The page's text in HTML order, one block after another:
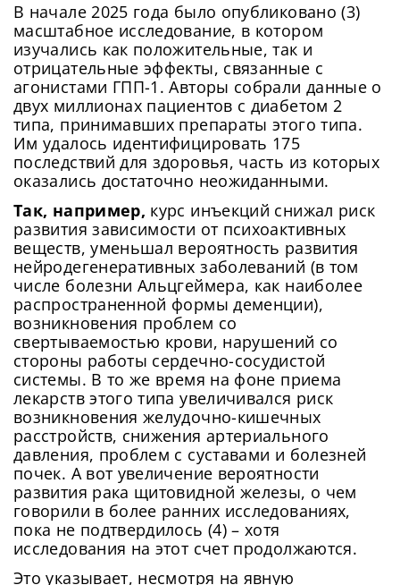
В начале 2025 года было опубликовано (3)
масштабное исследование, в котором
изучались как положительные, так и
отрицательные эффекты, связанные с
агонистами ГПП-1. Авторы собрали данные о
двух миллионах пациентов с диабетом 2
типа, принимавших препараты этого типа.
Им удалось идентифицировать 175
последствий для здоровья, часть из которых
оказались достаточно неожиданными.
Так, например, курс инъекций снижал риск
развития зависимости от психоактивных
веществ, уменьшал вероятность развития
нейродегенеративных заболеваний (в том
числе болезни Альцгеймера, как наиболее
распространенной формы деменции),
возникновения проблем со
свертываемостью крови, нарушений со
стороны работы сердечно-сосудистой
системы. В то же время на фоне приема
лекарств этого типа увеличивался риск
возникновения желудочно-кишечных
расстройств, снижения артериального
давления, проблем с суставами и болезней
почек. А вот увеличение вероятности
развития рака щитовидной железы, о чем
говорили в более ранних исследованиях,
пока не подтвердилось (4) – хотя
исследования на этот счет продолжаются.
Это указывает, несмотря на явную